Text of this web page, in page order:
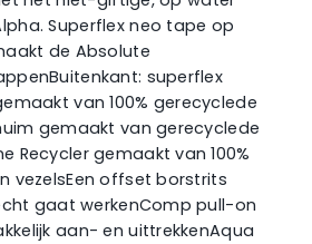
Superflex neo tape op
de Absolute
superflex
van 100% gerecyclede
gemaakt van gerecyclede
Recycler gemaakt van 100%
vezelsEen offset borstrits
gaat werkenComp pull-on
aan- en uittrekkenAqua